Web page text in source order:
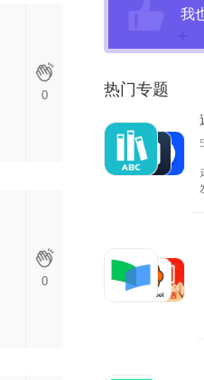
0
0
我
热门专题